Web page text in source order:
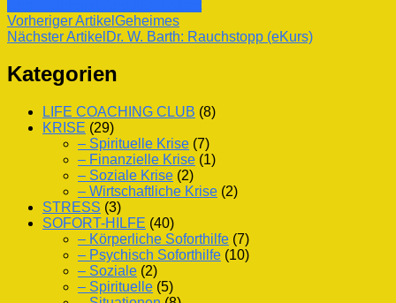
Beitragsnavigation
Vorheriger Artikel Geheimes
Nächster Artikel Dr. W. Barth: Rauchstopp (eKurs)
Kategorien
LIFE COACHING CLUB (8)
KRISE (29)
– Spirituelle Krise (7)
– Finanzielle Krise (1)
– Soziale Krise (2)
– Wirtschaftliche Krise (2)
STRESS (3)
SOFORT-HILFE (40)
– Körperliche Soforthilfe (7)
– Psychisch Soforthilfe (10)
– Soziale (2)
– Spirituelle (5)